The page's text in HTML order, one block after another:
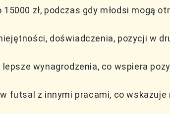
zł, podczas gdy młodsi mogą
doświadczenia, pozycji w
wynagrodzenia, co wspiera
futsal z innymi pracami, co wskazuje